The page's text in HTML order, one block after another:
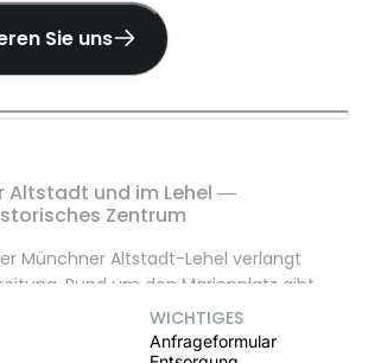
Sie uns
Altstadt und im Lehel —
Zentrum
Münchner Altstadt-Lehel verlangt
Rund um den Marienplatz gibt
Fußgängerzonen und feste
Altbauten stehen unter
WICHTIGES
Anfrageformular